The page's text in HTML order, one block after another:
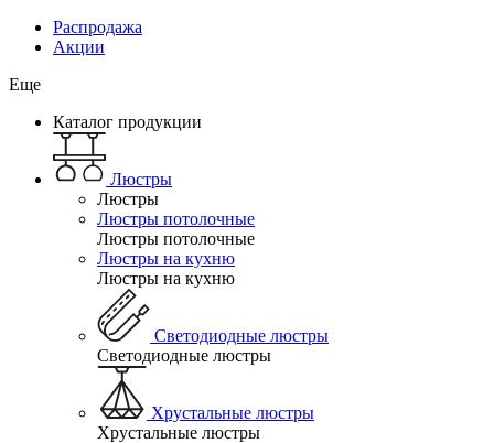
Распродажа
Акции
Еще
Каталог продукции
Люстры
Люстры
Люстры потолочные
Люстры потолочные
Люстры на кухню
Люстры на кухню
Светодиодные люстры
Светодиодные люстры
Хрустальные люстры
Хрустальные люстры